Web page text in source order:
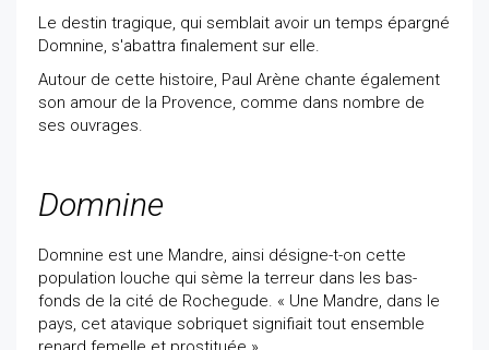
Le destin tragique, qui semblait avoir un temps épargné
Domnine, s'abattra finalement sur elle.
Autour de cette histoire, Paul Arène chante également
son amour de la Provence, comme dans nombre de
ses ouvrages.
Domnine
Domnine est une Mandre, ainsi désigne-t-on cette
population louche qui sème la terreur dans les bas-
fonds de la cité de Rochegude. « Une Mandre, dans le
pays, cet atavique sobriquet signifiait tout ensemble